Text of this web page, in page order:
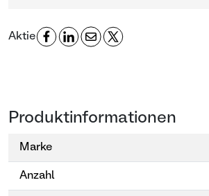
Aktie
Produktinformationen
Marke
Anzahl